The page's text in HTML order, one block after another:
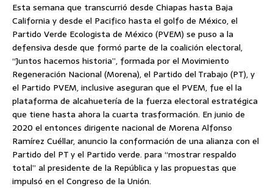
Esta semana que transcurrió desde Chiapas hasta Baja
California y desde el Pacifico hasta el golfo de México, el
Partido Verde Ecologista de México (PVEM) se puso a la
defensiva desde que formó parte de la coalición electoral,
“Juntos hacemos historia”, formada por el Movimiento
Regeneración Nacional (Morena), el Partido del Trabajo (PT), y
el Partido PVEM, inclusive aseguran que el PVEM, fue el la
plataforma de alcahuetería de la fuerza electoral estratégica
que tiene hasta ahora la cuarta trasformación. En junio de
2020 el entonces dirigente nacional de Morena Alfonso
Ramírez Cuéllar, anuncio la conformación de una alianza con el
Partido del PT y el Partido verde. para “mostrar respaldo
total” al presidente de la República y las propuestas que
impulsó en el Congreso de la Unión.